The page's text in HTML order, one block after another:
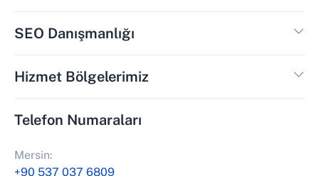
SEO Danışmanlığı
Hizmet Bölgelerimiz
Telefon Numaraları
Mersin:
+90 537 037 6809